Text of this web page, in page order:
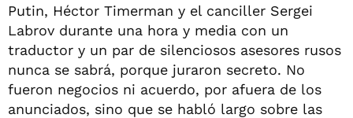
Putin, Héctor Timerman y el canciller Sergei
Labrov durante una hora y media con un
traductor y un par de silenciosos asesores rusos
nunca se sabrá, porque juraron secreto. No
fueron negocios ni acuerdo, por afuera de los
anunciados, sino que se habló largo sobre las